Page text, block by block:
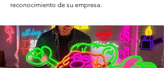
reconocimiento de su empresa.